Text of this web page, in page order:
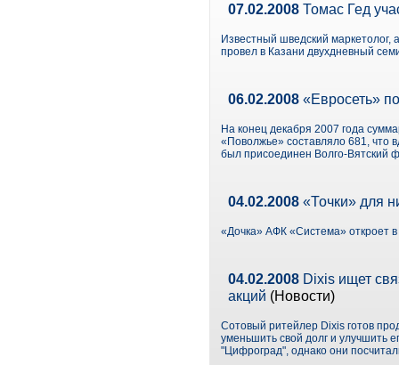
07.02.2008 Томас Гед
Известный шведский маркетолог,
провел в Казани двухдневный
06.02.2008 «Евросеть»
На конец декабря 2007 года
«Поволжье» составляло 681, что
был присоединен Волго-Вятский
04.02.2008 «Точки» для
«Дочка» АФК «Система» откроет
04.02.2008 Dixis ищет
акций (Новости)
Сотовый ритейлер Dixis готов
уменьшить свой долг и улучшить
"Цифроград", однако они